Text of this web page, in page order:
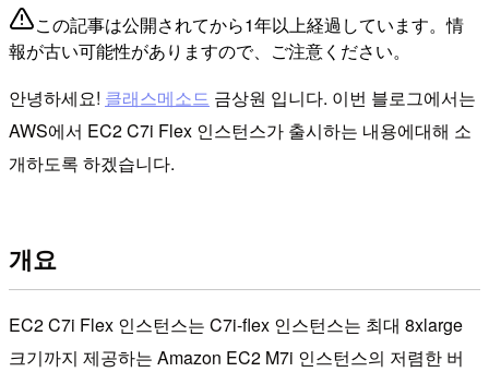
この記事は公開されてから1年以上経過しています。情
報が古い可能性がありますので、ご注意ください。
안녕하세요! 클래스메소드 금상원 입니다. 이번 블로그에서는
AWS에서 EC2 C7i Flex 인스턴스가 출시하는 내용에대해 소
개하도록 하겠습니다.
개요
EC2 C7i Flex 인스턴스는 C7i-flex 인스턴스는 최대 8xlarge
크기까지 제공하는 Amazon EC2 M7i 인스턴스의 저렴한 버